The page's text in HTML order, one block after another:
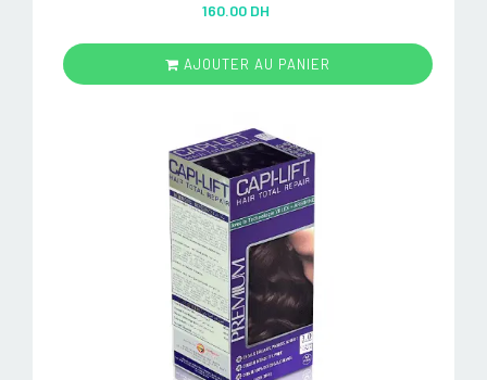
out of 5
160.00 DH
AJOUTER AU PANIER